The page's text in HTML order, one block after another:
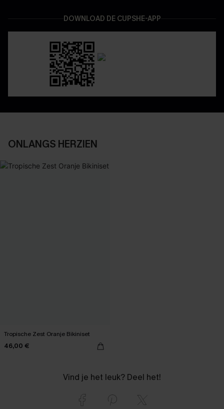
DOWNLOAD DE CUPSHE-APP
ONLANGS HERZIEN
Tropische Zest Oranje Bikiniset
46,00 €
Vind je het leuk? Deel het!